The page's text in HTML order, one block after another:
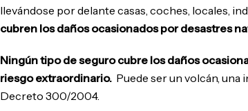
llevándose por delante casas, coches, locales,
cubren los daños ocasionados por desastres
Ningún tipo de seguro cubre los daños
riesgo extraordinario. Puede ser un volcán,
Decreto 300/2004.